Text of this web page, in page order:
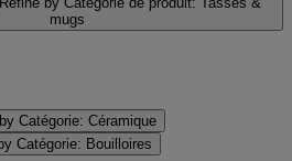
mugs
Catégorie: Céramique
Catégorie: Bouilloires